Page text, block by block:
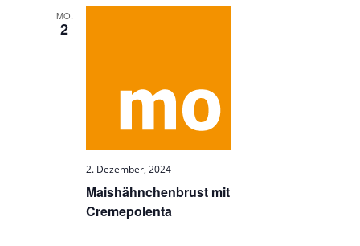
MO.
2
Maishähnchenbrust mit
Cremepolenta
2. Dezember, 2024